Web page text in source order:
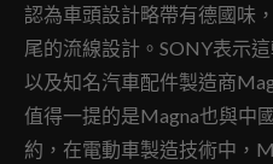
認為車頭設計略帶有德國味
尾的流線設計。SONY表示
以及知名汽車配件製造商
值得一提的是Magna也與中
約，在電動車製造技術中，